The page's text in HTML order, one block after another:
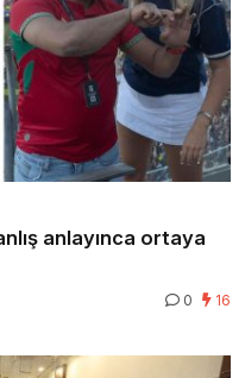
anlayınca ortaya
0 16